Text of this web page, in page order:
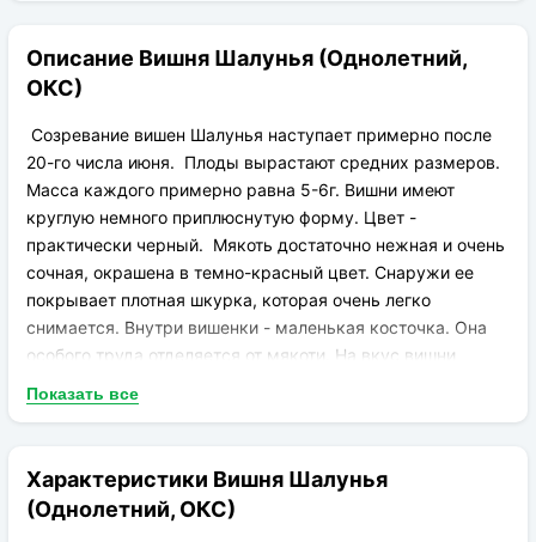
транспортировки вплоть до 14 дней (с учётом
хранения на складе).
На карту приват банка перед отправкой;
По выставленному счёту (реквизитам
юридического лица);
Описание Вишня Шалунья (Однолетний,
ОКС)
Созревание вишен Шалунья наступает примерно после
20-го числа июня. Плоды вырастают средних размеров.
Масса каждого примерно равна 5-6г. Вишни имеют
круглую немного приплюснутую форму. Цвет -
практически черный. Мякоть достаточно нежная и очень
сочная, окрашена в темно-красный цвет. Снаружи ее
покрывает плотная шкурка, которая очень легко
снимается. Внутри вишенки - маленькая косточка. Она
особого труда отделяется от мякоти. На вкус вишни
грибковых заболеваний типа коккомикоза и мониллиоза.
для продажи на рынке.
Показать все
Характеристики Вишня Шалунья
(Однолетний, ОКС)